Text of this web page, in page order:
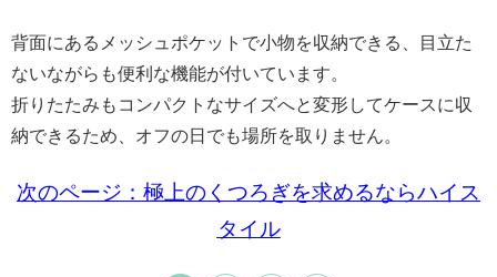
背面にあるメッシュポケットで小物を収納できる、目立た
ないながらも便利な機能が付いています。
折りたたみもコンパクトなサイズへと変形してケースに収
納できるため、オフの日でも場所を取りません。
次のページ：極上のくつろぎを求めるならハイス
タイル